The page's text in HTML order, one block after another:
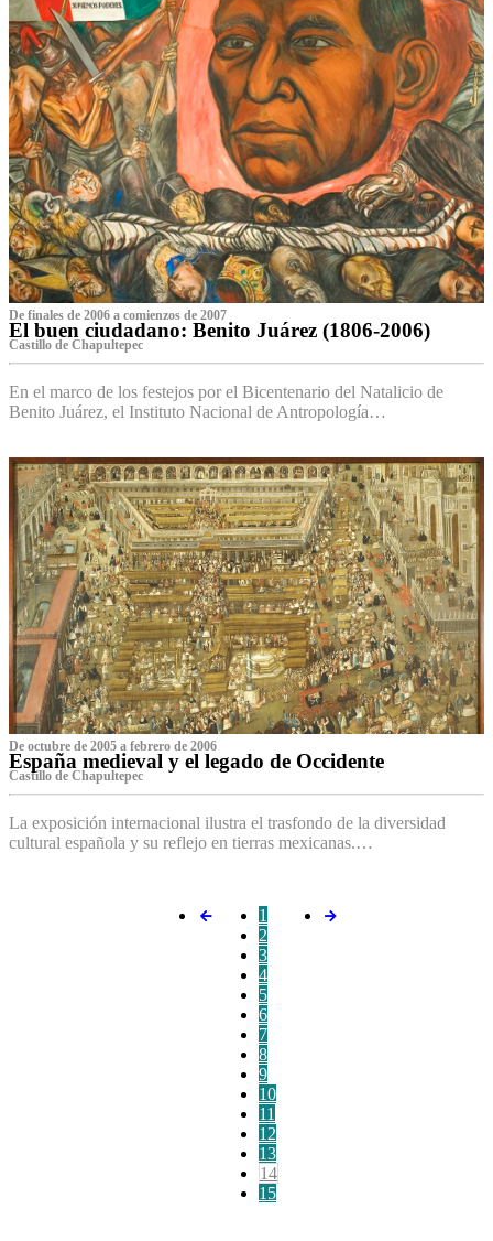
De finales de 2006 a comienzos de 2007
El buen ciudadano: Benito Juárez (1806-2006)
Castillo de Chapultepec
En el marco de los festejos por el Bicentenario del Natalicio de
Benito Juárez, el Instituto Nacional de Antropología…
De octubre de 2005 a febrero de 2006
España medieval y el legado de Occidente
Castillo de Chapultepec
La exposición internacional ilustra el trasfondo de la diversidad
cultural española y su reflejo en tierras mexicanas.…
1
2
3
4
5
6
7
8
9
10
11
12
13
14
15